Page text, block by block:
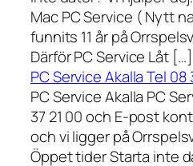
Mac PC Service ( Nytt
funnits 11 år på
Därför PC Service Låt […]
PC Service Akalla Tel 08
PC Service Akalla PC
37 21 00 och E-post
och vi ligger på
Öppet tider Starta inte